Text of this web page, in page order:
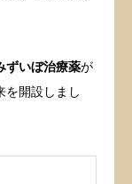
ずいぼ治療薬が
を開設しまし